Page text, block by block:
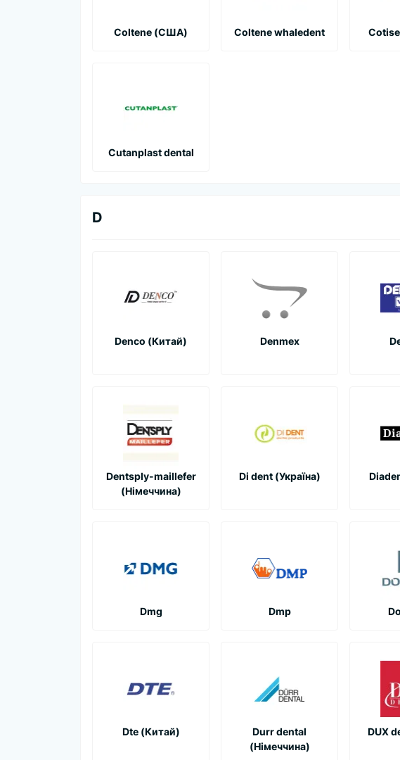
Coltene (США) Coltene whaledent
Cutanplast dental
D
Denco (Китай) Denmex
Dentsply-maillefer
(Німеччина)
Di dent (Україна)
Dmg Dmp
Dte (Китай)
Durr dental
(Німеччина)
DUX